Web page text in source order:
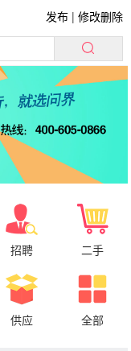
发布 |修改删除
招聘 二手
供应 全部